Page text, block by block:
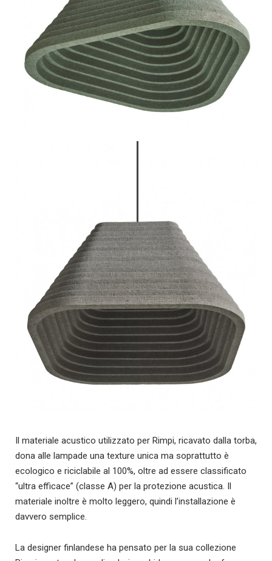
Il materiale acustico utilizzato per Rimpi, ricavato dalla torba,
dona alle lampade una texture unica ma soprattutto è
ecologico e riciclabile al 100%, oltre ad essere classificato
“ultra efficace” (classe A) per la protezione acustica. Il
materiale inoltre è molto leggero, quindi l’installazione è
davvero semplice.
La designer finlandese ha pensato per la sua collezione